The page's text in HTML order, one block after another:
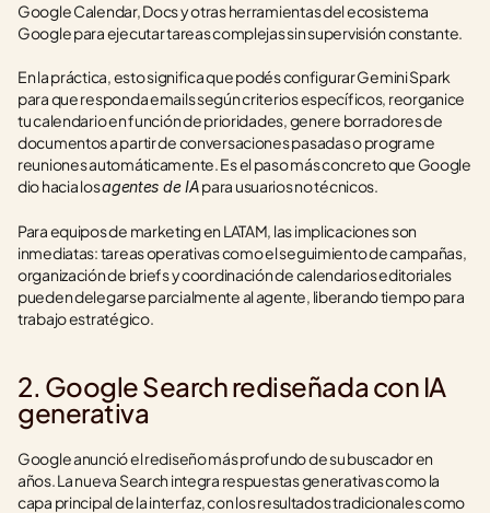
Google Calendar, Docs y otras herramientas del ecosistema
Google para ejecutar tareas complejas sin supervisión constante.
En la práctica, esto significa que podés configurar Gemini Spark
para que responda emails según criterios específicos, reorganice
tu calendario en función de prioridades, genere borradores de
documentos a partir de conversaciones pasadas o programe
reuniones automáticamente. Es el paso más concreto que Google
dio hacia los agentes de IA para usuarios no técnicos.
Para equipos de marketing en LATAM, las implicaciones son
inmediatas: tareas operativas como el seguimiento de campañas,
organización de briefs y coordinación de calendarios editoriales
pueden delegarse parcialmente al agente, liberando tiempo para
trabajo estratégico.
2. Google Search rediseñada con IA
generativa
Google anunció el rediseño más profundo de su buscador en
años. La nueva Search integra respuestas generativas como la
capa principal de la interfaz, con los resultados tradicionales como